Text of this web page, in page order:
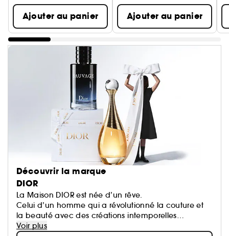
Ajouter au panier Ajouter au panier
Découvrir la marque
DIOR
La Maison DIOR est née d’un rêve.
Celui d’un homme qui a révolutionné la couture et
la beauté avec des créations intemporelles
devenues des icônes.
Voir plus